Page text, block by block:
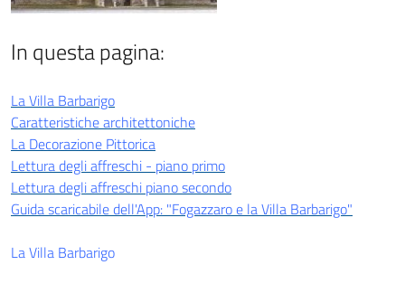
In questa pagina:
La Villa Barbarigo
Caratteristiche architettoniche
La Decorazione Pittorica
Lettura degli affreschi - piano primo
Lettura degli affreschi piano secondo
Guida scaricabile dell'App: "Fogazzaro e la Villa Barbarigo"
La Villa Barbarigo